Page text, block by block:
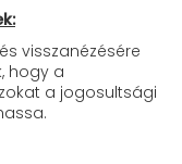
visszanézésére
hogy a
a jogosultsági